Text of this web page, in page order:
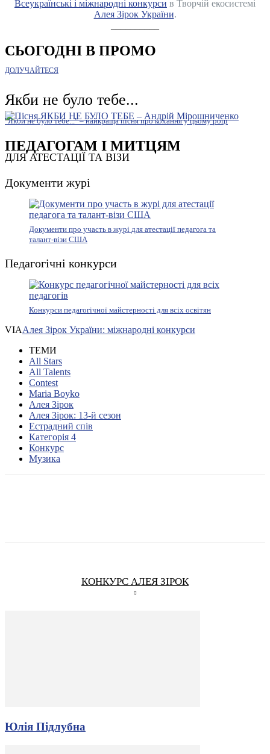
Всеукраїнські і міжнародні конкурси в Творчій екосистемі
Алея Зірок України.
СЬОГОДНІ В ПРОМО
ДОЛУЧАЙТЕСЯ
Якби не було тебе...
"Якби не було тебе..." – найкраща пісня про кохання у цьому році
ПЕДАГОГАМ І МИТЦЯМ
ДЛЯ АТЕСТАЦІЇ ТА ВІЗИ
Документи журі
Документи про участь в журі для атестації педагога та
талант-візи США
Педагогічні конкурси
Конкурси педагогічної майстерності для всіх освітян
VIAАлея Зірок України: міжнародні конкурси
ТЕМИ
All Stars
All Talents
Contest
Maria Boyko
Алея Зірок
Алея Зірок: 13-й сезон
Естрадний спів
Категорія 4
Конкурс
Музика
КОНКУРС АЛЕЯ ЗІРОК
Юлія Підлубна